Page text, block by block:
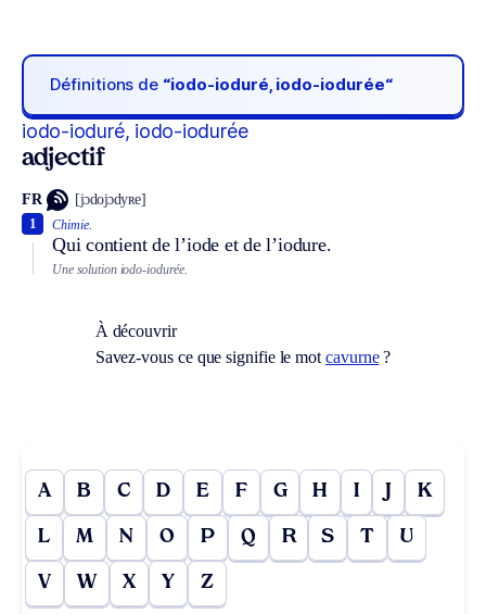
Définitions de “iodo-ioduré, iodo-iodurée“
iodo-ioduré, iodo-iodurée
adjectif
FR [jɔdojɔdyʀe]
Chimie.
Qui contient de l’iode et de l’iodure.
1
Une solution iodo-iodurée.
À découvrir
Savez-vous ce que signifie le mot cavurne?
A B C D E F G H I J K
L M N O P Q R S T U
V W X Y Z